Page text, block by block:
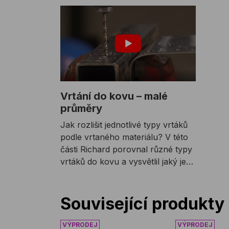
Vrtání do kovu – malé
průměry
Jak rozlišit jednotlivé typy vrtáků
podle vrtaného materiálu? V této
části Richard porovnal různé typy
vrtáků do kovu a vysvětlil jaký je
Související produkty
Vrták do kovu PROFIL HSS černýVrták do